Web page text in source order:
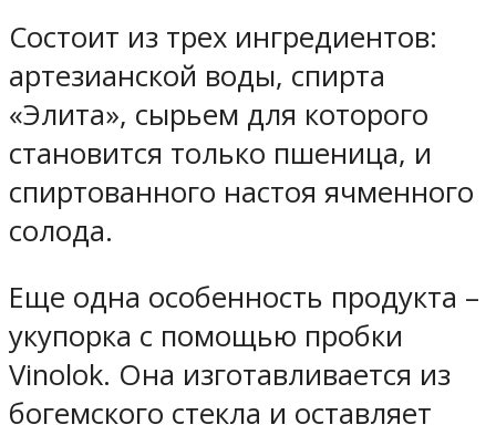
Состоит из трех ингредиентов:
артезианской воды, спирта
«Элита», сырьем для которого
становится только пшеница, и
спиртованного настоя ячменного
солода.
Еще одна особенность продукта –
укупорка с помощью пробки
Vinolok. Она изготавливается из
богемского стекла и оставляет